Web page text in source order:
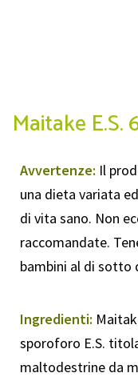
Maitake E.S.
Avvertenze: Il
una dieta variata
di vita sano. Non
raccomandate.
bambini al di sotto
Ingredienti:
sporoforo E.S.
maltodestrine da